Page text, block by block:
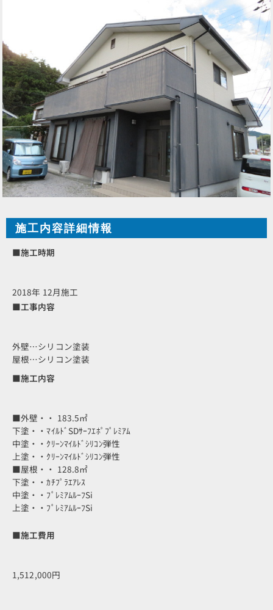
施工内容詳細情報
■施工時期
2018年 12月施工
■工事内容
外壁…シリコン塗装
屋根…シリコン塗装
■施工内容
■外壁・・ 183.5㎡
下塗・・ﾏｲﾙﾄﾞSDｻｰﾌｴﾎﾟﾌﾟﾚﾐｱﾑ
中塗・・ｸﾘｰﾝﾏｲﾙﾄﾞｼﾘｺﾝ弾性
上塗・・ｸﾘｰﾝﾏｲﾙﾄﾞｼﾘｺﾝ弾性
■屋根・・ 128.8㎡
下塗・・ｶﾁﾌﾟﾗｴｱﾚｽ
中塗・・ﾌﾟﾚﾐｱﾑﾙｰﾌSi
上塗・・ﾌﾟﾚﾐｱﾑﾙｰﾌSi
■施工費用
1,512,000円